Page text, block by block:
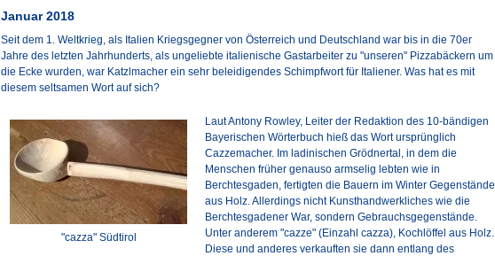
Januar 2018
Seit dem 1. Weltkrieg, als Italien Kriegsgegner von Österreich und Deutschland war bis in die 70er
Jahre des letzten Jahrhunderts, als ungeliebte italienische Gastarbeiter zu "unseren" Pizzabäckern um
die Ecke wurden, war Katzlmacher ein sehr beleidigendes Schimpfwort für Italiener. Was hat es mit
diesem seltsamen Wort auf sich?
"cazza" Südtirol
Laut Antony Rowley, Leiter der Redaktion des 10-bändigen
Bayerischen Wörterbuch hieß das Wort ursprünglich
Cazzemacher. Im ladinischen Grödnertal, in dem die
Menschen früher genauso armselig lebten wie in
Berchtesgaden, fertigten die Bauern im Winter Gegenstände
aus Holz. Allerdings nicht Kunsthandwerkliches wie die
Berchtesgadener War, sondern Gebrauchsgegenstände.
Unter anderem "cazze" (Einzahl cazza), Kochlöffel aus Holz.
Diese und anderes verkauften sie dann entlang des